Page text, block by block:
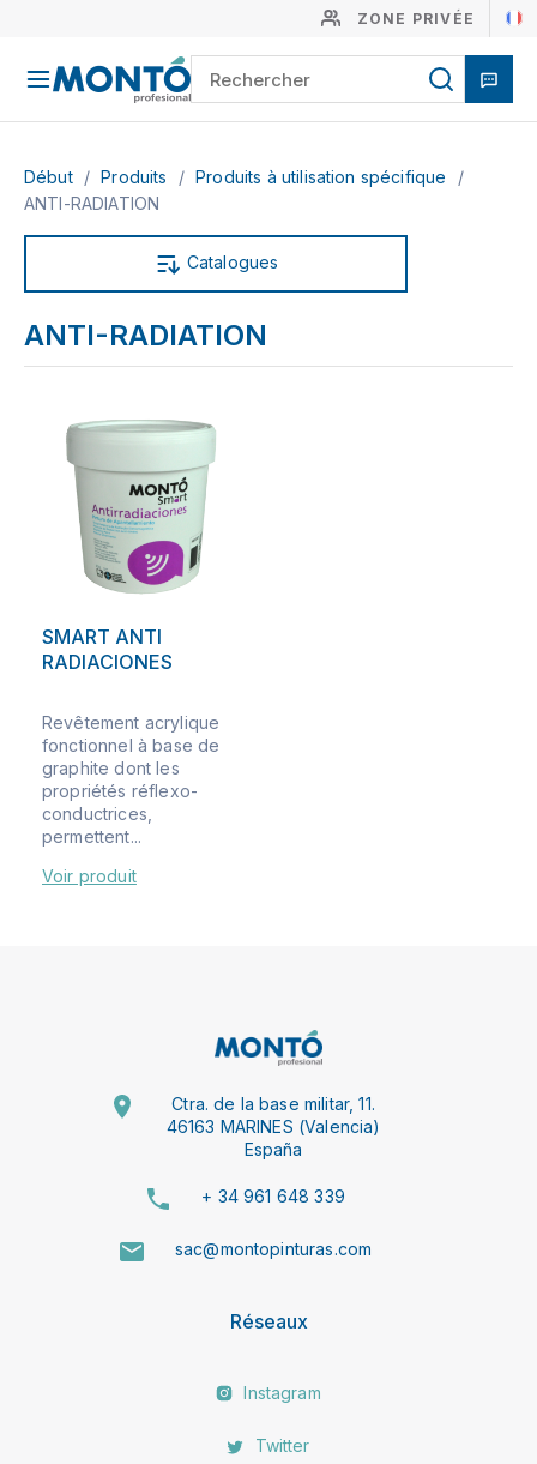
ZONE PRIVÉE
Début / Produits / Produits à utilisation spécifique
/
ANTI-RADIATION
Catalogues
ANTI-RADIATION
SMART ANTI
RADIACIONES
Revêtement acrylique
fonctionnel à base de
graphite dont les
propriétés réflexo-
conductrices,
permettent...
Voir produit
Ctra. de la base militar, 11.
46163 MARINES (Valencia)
España
+ 34 961 648 339
sac@montopinturas.com
Réseaux
Instagram
Twitter